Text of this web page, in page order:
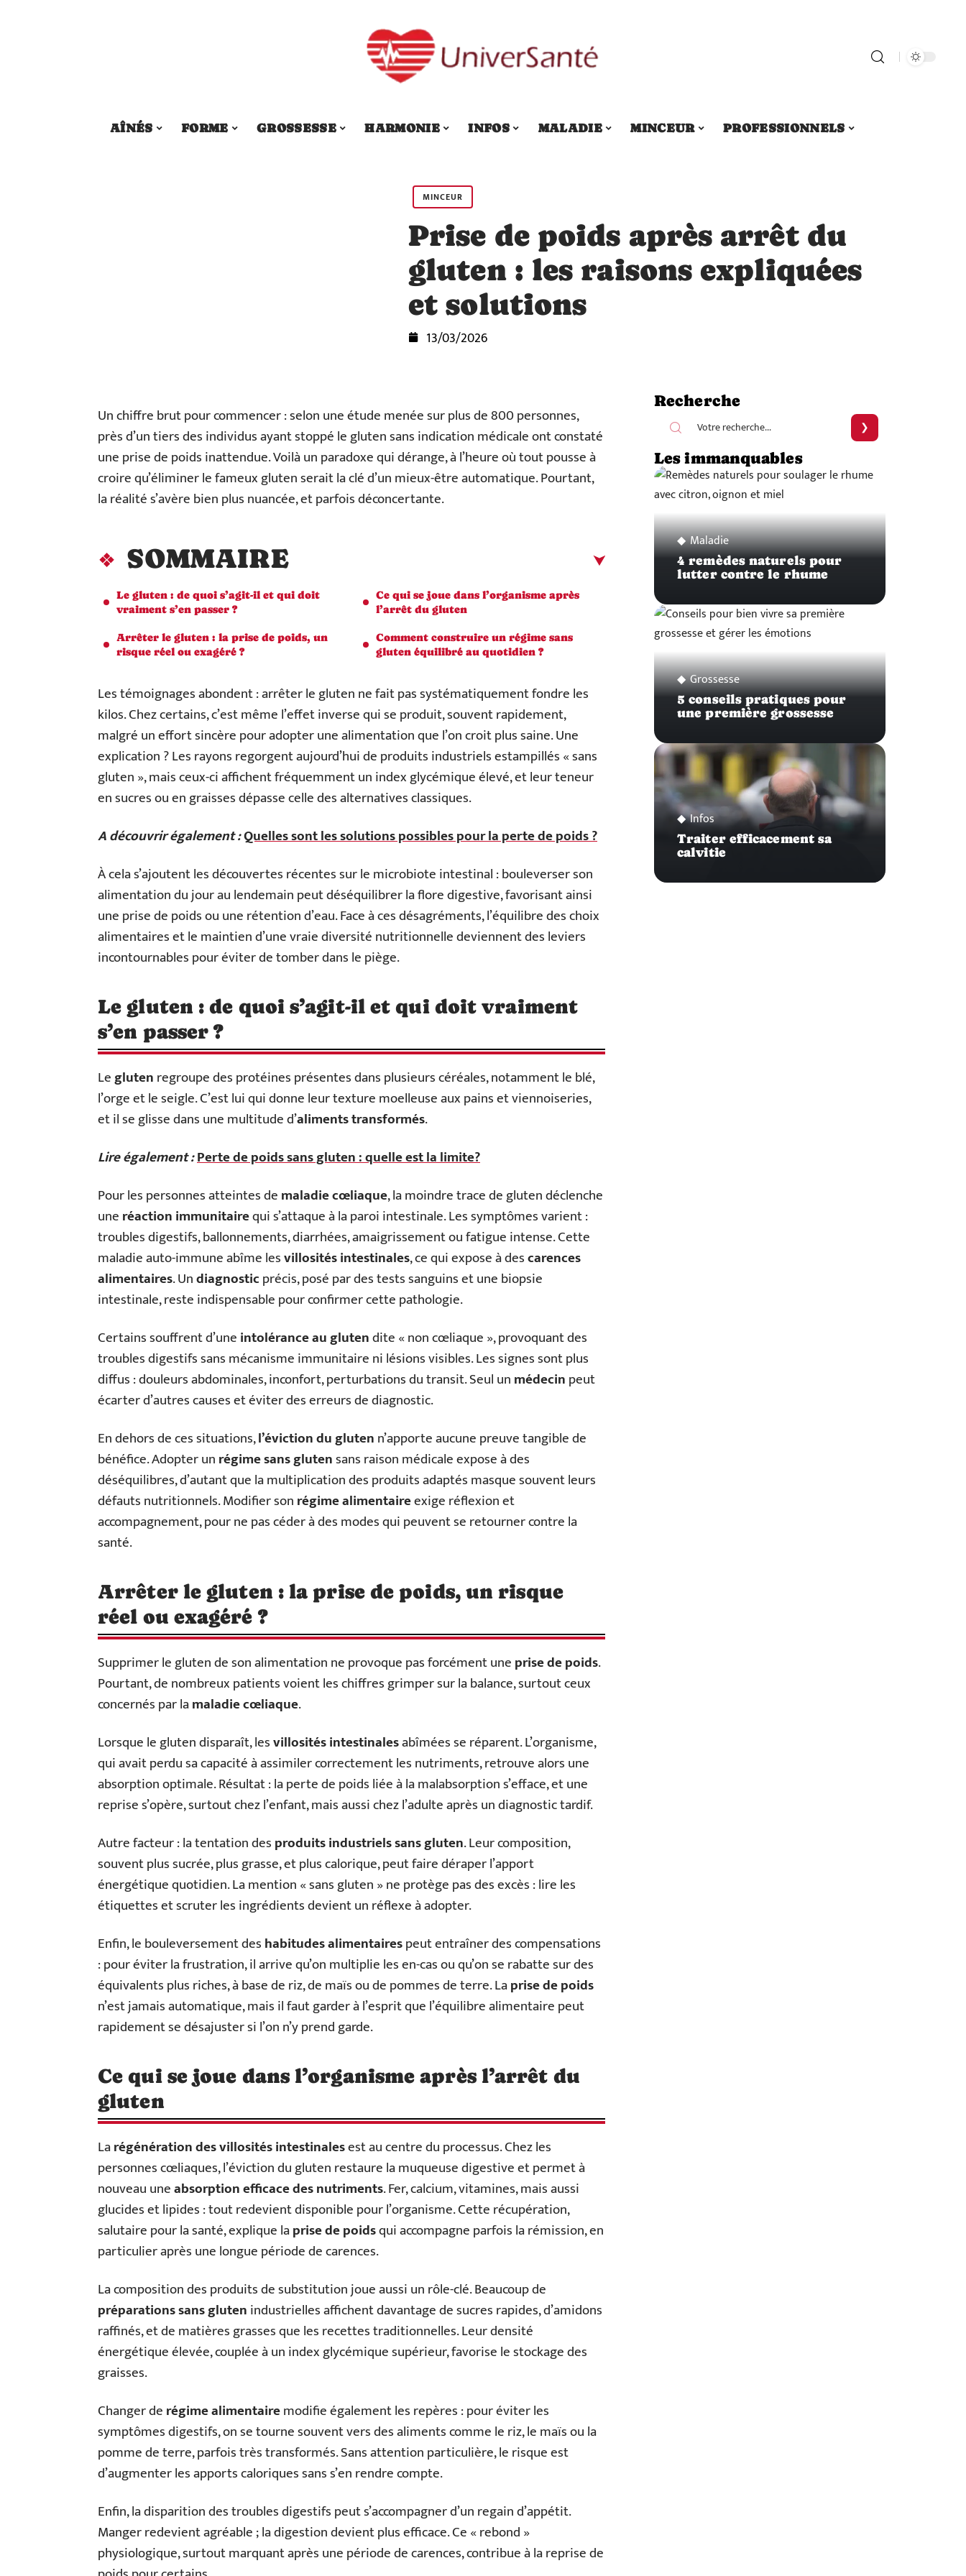
AÎNÉS FORME GROSSESSE HARMONIE INFOS MALADIE MINCEUR PROFESSIONNELS
MINCEUR
Prise de poids après arrêt du
gluten : les raisons expliquées
et solutions
13/03/2026
Un chiffre brut pour commencer : selon une étude menée sur plus de 800 personnes,
près d’un tiers des individus ayant stoppé le gluten sans indication médicale ont constaté
une prise de poids inattendue. Voilà un paradoxe qui dérange, à l’heure où tout pousse à
croire qu’éliminer le fameux gluten serait la clé d’un mieux-être automatique. Pourtant,
la réalité s’avère bien plus nuancée, et parfois déconcertante.
SOMMAIRE
Le gluten : de quoi s’agit-il et qui doit
vraiment s’en passer ?
Arrêter le gluten : la prise de poids, un
risque réel ou exagéré ?
Ce qui se joue dans l’organisme après
l’arrêt du gluten
Comment construire un régime sans
gluten équilibré au quotidien ?
Les témoignages abondent : arrêter le gluten ne fait pas systématiquement fondre les
kilos. Chez certains, c’est même l’effet inverse qui se produit, souvent rapidement,
malgré un effort sincère pour adopter une alimentation que l’on croit plus saine. Une
explication ? Les rayons regorgent aujourd’hui de produits industriels estampillés « sans
gluten », mais ceux-ci affichent fréquemment un index glycémique élevé, et leur teneur
en sucres ou en graisses dépasse celle des alternatives classiques.
A découvrir également :Quelles sont les solutions possibles pour la perte de poids ?
À cela s’ajoutent les découvertes récentes sur le microbiote intestinal : bouleverser son
alimentation du jour au lendemain peut déséquilibrer la flore digestive, favorisant ainsi
une prise de poids ou une rétention d’eau. Face à ces désagréments, l’équilibre des choix
alimentaires et le maintien d’une vraie diversité nutritionnelle deviennent des leviers
incontournables pour éviter de tomber dans le piège.
Le gluten : de quoi s’agit-il et qui doit vraiment
s’en passer ?
Leglutenregroupe des protéines présentes dans plusieurs céréales, notamment le blé,
l’orge et le seigle. C’est lui qui donne leur texture moelleuse aux pains et viennoiseries,
et il se glisse dans une multitude d’aliments transformés.
Lire également :Perte de poids sans gluten : quelle est la limite?
Pour les personnes atteintes demaladie cœliaque, la moindre trace de gluten déclenche
uneréaction immunitairequi s’attaque à la paroi intestinale. Les symptômes varient :
troubles digestifs, ballonnements, diarrhées, amaigrissement ou fatigue intense. Cette
maladie auto-immune abîme lesvillosités intestinales, ce qui expose à descarences
alimentaires. Undiagnosticprécis, posé par des tests sanguins et une biopsie
intestinale, reste indispensable pour confirmer cette pathologie.
Certains souffrent d’uneintolérance au glutendite « non cœliaque », provoquant des
troubles digestifs sans mécanisme immunitaire ni lésions visibles. Les signes sont plus
diffus : douleurs abdominales, inconfort, perturbations du transit. Seul unmédecinpeut
écarter d’autres causes et éviter des erreurs de diagnostic.
En dehors de ces situations,l’éviction du glutenn’apporte aucune preuve tangible de
bénéfice. Adopter unrégime sans glutensans raison médicale expose à des
déséquilibres, d’autant que la multiplication des produits adaptés masque souvent leurs
défauts nutritionnels. Modifier sonrégime alimentaireexige réflexion et
accompagnement, pour ne pas céder à des modes qui peuvent se retourner contre la
santé.
Arrêter le gluten : la prise de poids, un risque
réel ou exagéré ?
Supprimer le gluten de son alimentation ne provoque pas forcément uneprise de poids.
Pourtant, de nombreux patients voient les chiffres grimper sur la balance, surtout ceux
concernés par lamaladie cœliaque.
Lorsque le gluten disparaît, lesvillosités intestinalesabîmées se réparent. L’organisme,
qui avait perdu sa capacité à assimiler correctement les nutriments, retrouve alors une
absorption optimale. Résultat : la perte de poids liée à la malabsorption s’efface, et une
reprise s’opère, surtout chez l’enfant, mais aussi chez l’adulte après un diagnostic tardif.
Autre facteur : la tentation desproduits industriels sans gluten. Leur composition,
souvent plus sucrée, plus grasse, et plus calorique, peut faire déraper l’apport
énergétique quotidien. La mention « sans gluten » ne protège pas des excès : lire les
étiquettes et scruter les ingrédients devient un réflexe à adopter.
Enfin, le bouleversement deshabitudes alimentairespeut entraîner des compensations
: pour éviter la frustration, il arrive qu’on multiplie les en-cas ou qu’on se rabatte sur des
équivalents plus riches, à base de riz, de maïs ou de pommes de terre. Laprise de poids
n’est jamais automatique, mais il faut garder à l’esprit que l’équilibre alimentaire peut
rapidement se désajuster si l’on n’y prend garde.
Ce qui se joue dans l’organisme après l’arrêt du
gluten
Larégénération des villosités intestinalesest au centre du processus. Chez les
personnes cœliaques, l’éviction du gluten restaure la muqueuse digestive et permet à
nouveau uneabsorption efficace des nutriments. Fer, calcium, vitamines, mais aussi
glucides et lipides : tout redevient disponible pour l’organisme. Cette récupération,
salutaire pour la santé, explique laprise de poidsqui accompagne parfois la rémission, en
particulier après une longue période de carences.
La composition des produits de substitution joue aussi un rôle-clé. Beaucoup de
préparations sans glutenindustrielles affichent davantage de sucres rapides, d’amidons
raffinés, et de matières grasses que les recettes traditionnelles. Leur densité
énergétique élevée, couplée à un index glycémique supérieur, favorise le stockage des
graisses.
Changer derégime alimentairemodifie également les repères : pour éviter les
symptômes digestifs, on se tourne souvent vers des aliments comme le riz, le maïs ou la
pomme de terre, parfois très transformés. Sans attention particulière, le risque est
d’augmenter les apports caloriques sans s’en rendre compte.
Enfin, la disparition des troubles digestifs peut s’accompagner d’un regain d’appétit.
Manger redevient agréable ; la digestion devient plus efficace. Ce « rebond »
physiologique, surtout marquant après une période de carences, contribue à la reprise de
Recherche
Les immanquables
Maladie
4 remèdes naturels pour
lutter contre le rhume
Grossesse
5 conseils pratiques pour
une première grossesse
Infos
Traiter efficacement sa
calvitie